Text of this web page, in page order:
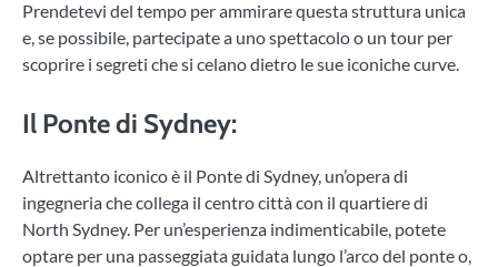
Prendetevi del tempo per ammirare questa struttura unica
e, se possibile, partecipate a uno spettacolo o un tour per
scoprire i segreti che si celano dietro le sue iconiche curve.
Il Ponte di Sydney:
Altrettanto iconico è il Ponte di Sydney, un’opera di
ingegneria che collega il centro città con il quartiere di
North Sydney. Per un’esperienza indimenticabile, potete
optare per una passeggiata guidata lungo l’arco del ponte o,